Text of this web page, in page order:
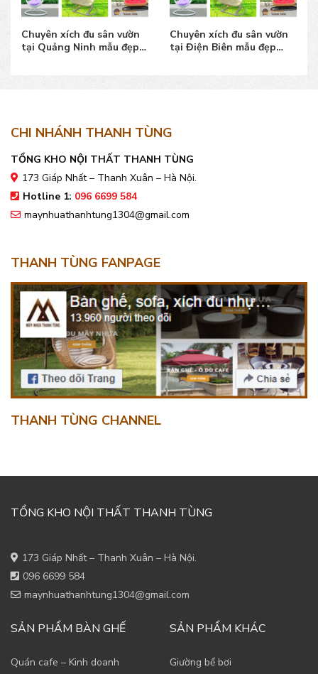
Chuyên xích đu sân vườn
tại Quảng Ninh mẫu đẹp,
Chuyên xích đu sân vườn
tại Điện Biên mẫu đẹp
CHI NHÁNH THANH TÙNG
TỔNG KHO NỘI THẤT THANH TÙNG
173 Giáp Nhất – Thanh Xuân – Hà Nội.
Hotline 1: 096 6699 584
maynhuathanhtung1304@gmail.com
THANH TÙNG FANPAGE
THANH TÙNG CHANNEL
TỔNG KHO NỘI THẤT THANH TÙNG
173 Giáp Nhất – Thanh Xuân – Hà Nội.
096 6699 584
maynhuathanhtung1304@gmail.com
SẢN PHẨM BÀN GHẾ
Quán cafe – Kinh doanh
SẢN PHẨM KHÁC
Giường bể bơi